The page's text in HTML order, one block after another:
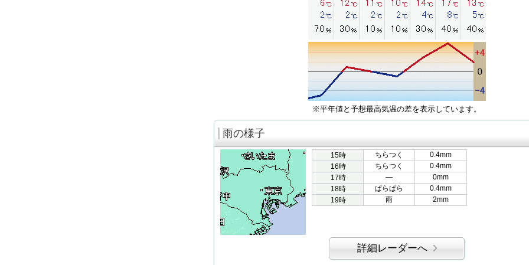
※平年値と予想最高気温の差を表示しています。
雨の様子
15時 ちらつく
0.4mm
16時
ちらつく
0.4mm
17時
―
0mm
18時
ぱらぱら
0.4mm
19時
雨 2mm
詳細レーダーへ